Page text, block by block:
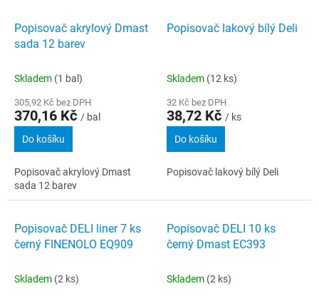
Popisovač akrylový Dmast
sada 12 barev
Skladem (1 bal)
305,92 Kč bez DPH
370,16 Kč / bal
Do košíku
Popisovač akrylový Dmast
sada 12 barev
Popisovač lakový bílý Deli
Skladem (12 ks)
32 Kč bez DPH
38,72 Kč / ks
Do košíku
Popisovač lakový bílý Deli
Popisovač DELI liner 7 ks
černý FINENOLO EQ909
Skladem (2 ks)
Popisovač DELI 10 ks
černý Dmast EC393
Skladem (2 ks)